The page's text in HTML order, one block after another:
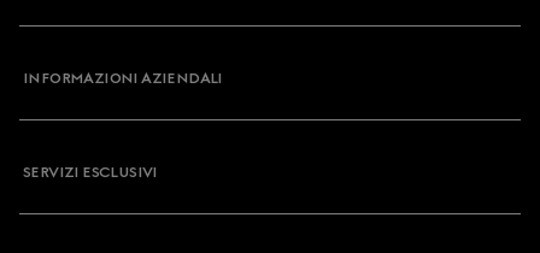
INFORMAZIONI AZIENDALI
SERVIZI ESCLUSIVI